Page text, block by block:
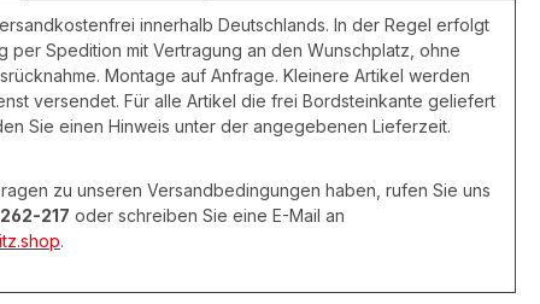
innerhalb Deutschlands. In der Regel erfolgt
per Spedition mit Vertragung an den Wunschplatz, ohne
Montage auf Anfrage. Kleinere Artikel werden
versendet. Für alle Artikel die frei Bordsteinkante geliefert
Sie einen Hinweis unter der angegebenen Lieferzeit.
zu unseren Versandbedingungen haben, rufen Sie uns
217 oder schreiben Sie eine E-Mail an
.